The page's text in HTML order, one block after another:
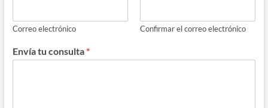
Correo electrónico Confirmar el correo electrónico
Envía tu consulta *